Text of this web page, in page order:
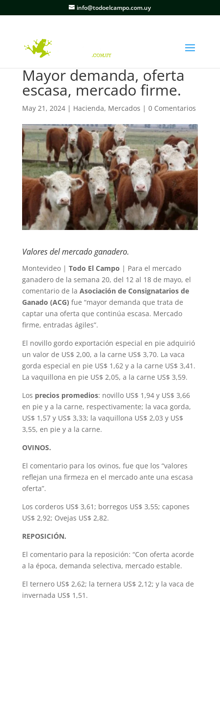
info@todoelcampo.com.uy
Mayor demanda, oferta
escasa, mercado firme.
May 21, 2024| Hacienda, Mercados | 0 Comentarios
Valores del mercado ganadero.
Montevideo | Todo El Campo | Para el mercado
ganadero de la semana 20, del 12 al 18 de mayo, el
comentario de la Asociación de Consignatarios de
Ganado (ACG) fue “mayor demanda que trata de
captar una oferta que continúa escasa. Mercado
firme, entradas ágiles”.
El novillo gordo exportación especial en pie adquirió
un valor de US$ 2,00, a la carne US$ 3,70. La vaca
gorda especial en pie US$ 1,62 y a la carne US$ 3,41.
La vaquillona en pie US$ 2,05, a la carne US$ 3,59.
Los precios promedios: novillo US$ 1,94 y US$ 3,66
en pie y a la carne, respectivamente; la vaca gorda,
US$ 1,57 y US$ 3,33; la vaquillona US$ 2,03 y US$
3,55, en pie y a la carne.
OVINOS.
El comentario para los ovinos, fue que los “valores
reflejan una firmeza en el mercado ante una escasa
oferta”.
Los corderos US$ 3,61; borregos US$ 3,55; capones
US$ 2,92; Ovejas US$ 2,82.
REPOSICIÓN.
El comentario para la reposición: “Con oferta acorde
a la época, demanda selectiva, mercado estable.
El ternero US$ 2,62; la ternera US$ 2,12; y la vaca de
invernada US$ 1,51.